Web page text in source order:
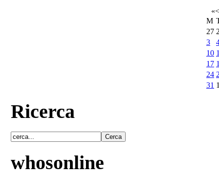
«<
M
27
3
10
17
24
31
Ricerca
whosonline